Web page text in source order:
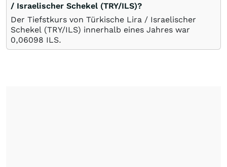
/ Israelischer Schekel (TRY/ILS)?
Der Tiefstkurs von Türkische Lira / Israelischer
Schekel (TRY/ILS) innerhalb eines Jahres war
0,06098 ILS.